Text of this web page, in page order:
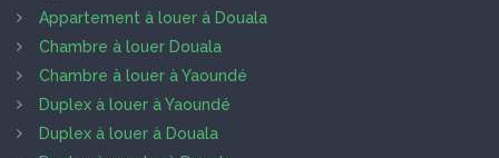
Appartement à louer à Douala
Chambre à louer Douala
Chambre à louer à Yaoundé
Duplex à louer à Yaoundé
Duplex à louer à Douala